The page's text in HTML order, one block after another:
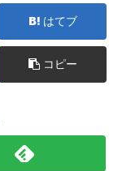
はてブ
コピー